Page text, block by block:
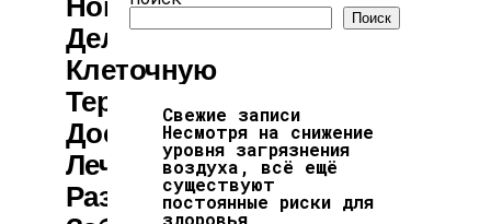
Делает
Клеточную
Терапию Более
Доступной Для
Лечения
Различных
Поиск
Свежие записи
Несмотря на снижение
уровня загрязнения
воздуха, всё ещё
существуют
постоянные риски для
здоровья